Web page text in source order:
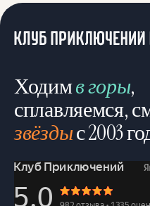
Ходимв горы,
сплавляемся,
звёздыс 2003